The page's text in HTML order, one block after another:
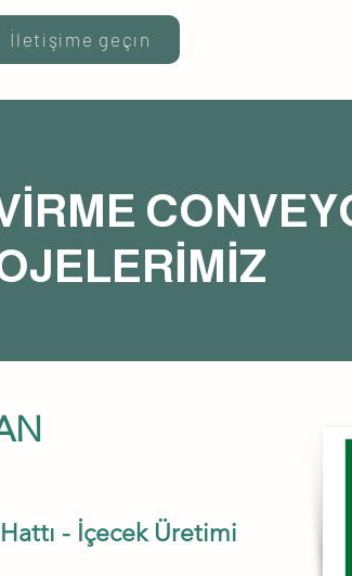
İletişime geçın
Hattı - İçecek Üretimi